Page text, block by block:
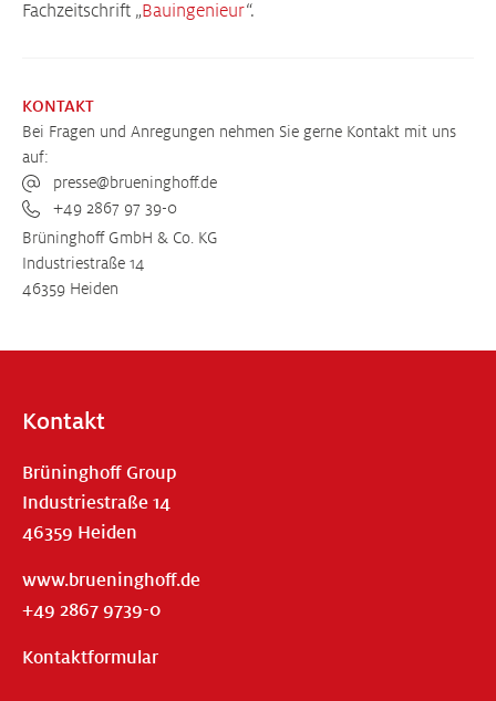
Fachzeitschrift „Bauingenieur“.
KONTAKT
Bei Fragen und Anregungen nehmen Sie gerne Kontakt mit uns
auf:
presse@brueninghoff.de
+49 2867 97 39-0
Brüninghoff GmbH & Co. KG
Industriestraße 14
46359 Heiden
Kontakt
Brüninghoff Group
Industriestraße 14
46359 Heiden
www.brueninghoff.de
+49 2867 9739-0
Kontaktformular